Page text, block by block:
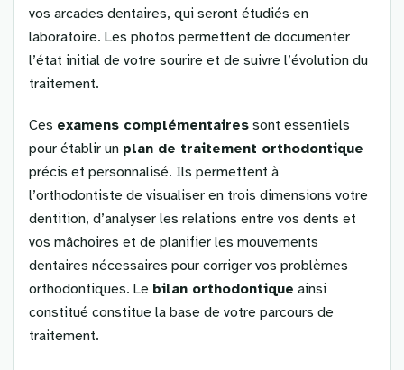
vos arcades dentaires, qui seront étudiés en
laboratoire. Les photos permettent de documenter
l’état initial de votre sourire et de suivre l’évolution du
traitement.
Ces examens complémentaires sont essentiels
pour établir un plan de traitement orthodontique
précis et personnalisé. Ils permettent à
l’orthodontiste de visualiser en trois dimensions votre
dentition, d’analyser les relations entre vos dents et
vos mâchoires et de planifier les mouvements
dentaires nécessaires pour corriger vos problèmes
orthodontiques. Le bilan orthodontique ainsi
constitué constitue la base de votre parcours de
traitement.